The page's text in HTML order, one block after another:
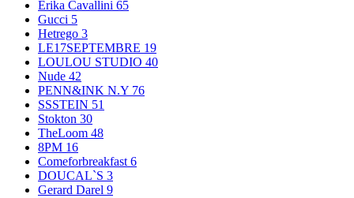
Erika Cavallini 65
Gucci 5
Hetrego 3
LE17SEPTEMBRE 19
LOULOU STUDIO 40
Nude 42
PENN&INK N.Y 76
SSSTEIN 51
Stokton 30
TheLoom 48
8PM 16
Comeforbreakfast 6
DOUCAL`S 3
Gerard Darel 9